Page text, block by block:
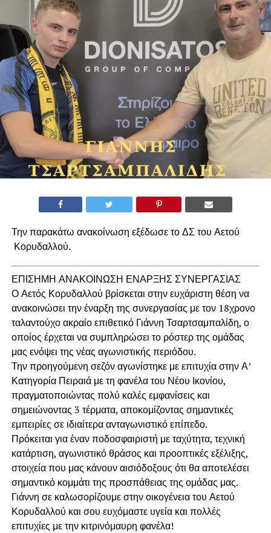
Την παρακάτω ανακοίνωση εξέδωσε το ΔΣ του Αετού
Κορυδαλλού.
ΕΠΙΣΗΜΗ ΑΝΑΚΟΙΝΩΣΗ ΕΝΑΡΞΗΣ ΣΥΝΕΡΓΑΣΙΑΣ
Ο Αετός Κορυδαλλού βρίσκεται στην ευχάριστη θέση να
ανακοινώσει την έναρξη της συνεργασίας με τον 18χρονο
ταλαντούχο ακραίο επιθετικό Γιάννη Τσαρτσαμπαλίδη, ο
οποίος έρχεται να συμπληρώσει το ρόστερ της ομάδας
μας ενόψει της νέας αγωνιστικής περιόδου.
Την προηγούμενη σεζόν αγωνίστηκε με επιτυχία στην Α’
Κατηγορία Πειραιά με τη φανέλα του Νέου Ικονίου,
πραγματοποιώντας πολύ καλές εμφανίσεις και
σημειώνοντας 3 τέρματα, αποκομίζοντας σημαντικές
εμπειρίες σε ιδιαίτερα ανταγωνιστικό επίπεδο.
Πρόκειται για έναν ποδοσφαιριστή με ταχύτητα, τεχνική
κατάρτιση, αγωνιστικό θράσος και προοπτικές εξέλιξης,
στοιχεία που μας κάνουν αισιόδοξους ότι θα αποτελέσει
σημαντικό κομμάτι της προσπάθειας της ομάδας μας.
Γιάννη σε καλωσορίζουμε στην οικογένεια του Αετού
Κορυδαλλού και σου ευχόμαστε υγεία και πολλές
επιτυχίες με την κιτρινόμαυρη φανέλα!